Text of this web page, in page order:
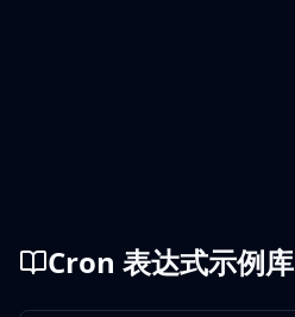
Cron 表达式示例库